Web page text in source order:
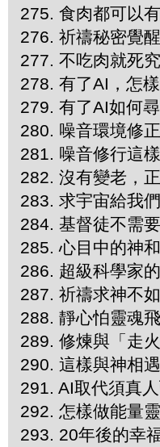
275. 食肉都可以
276. 祈禱秘密覺
277. 不吃肉就死
278. 有了AI，怎
279. 有了AI如何
280. 噪音環境修
281. 噪音修行這
282. 沒有變老，
283. 求宇宙給我
284. 基督徒不需
285. 心目中的神
286. 超級科學家
287. 祈禱求神不
288. 靜心怕靈魂
289. 修煉與「走
290. 這樣與神相
291. AI取代須真
292. 怎樣做能量
293. 20年後的幸